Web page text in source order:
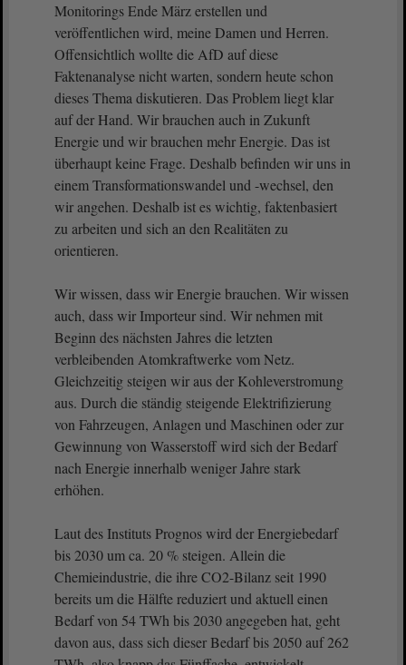
Monitorings Ende März erstellen und
veröffentlichen wird, meine Damen und Herren.
Offensichtlich wollte die AfD auf diese
Faktenanalyse nicht warten, sondern heute schon
dieses Thema diskutieren. Das Problem liegt klar
auf der Hand. Wir brauchen auch in Zukunft
Energie und wir brauchen mehr Energie. Das ist
überhaupt keine Frage. Deshalb befinden wir uns in
einem Transformationswandel und -wechsel, den
wir angehen. Deshalb ist es wichtig, faktenbasiert
zu arbeiten und sich an den Realitäten zu
orientieren.
Wir wissen, dass wir Energie brauchen. Wir wissen
auch, dass wir Importeur sind. Wir nehmen mit
Beginn des nächsten Jahres die letzten
verbleibenden Atomkraftwerke vom Netz.
Gleichzeitig steigen wir aus der Kohleverstromung
aus. Durch die ständig steigende Elektrifizierung
von Fahrzeugen, Anlagen und Maschinen oder zur
Gewinnung von Wasserstoff wird sich der Bedarf
nach Energie innerhalb weniger Jahre stark
erhöhen.
Laut des Instituts Prognos wird der Energiebedarf
bis 2030 um ca. 20 % steigen. Allein die
Chemieindustrie, die ihre CO2-Bilanz seit 1990
bereits um die Hälfte reduziert und aktuell einen
Bedarf von 54 TWh bis 2030 angegeben hat, geht
davon aus, dass sich dieser Bedarf bis 2050 auf 262